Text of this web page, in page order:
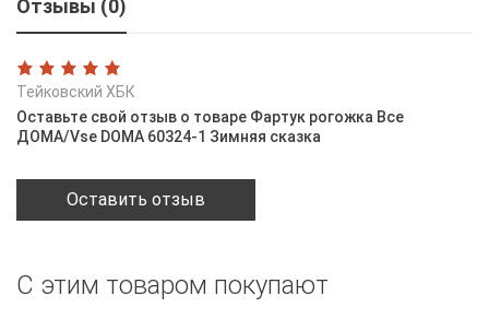
Отзывы (0)
Тейковский ХБК
Оставьте свой отзыв о товаре Фартук рогожка Все
ДОМА/Vse DOMA 60324-1 Зимняя сказка
Оставить отзыв
С этим товаром покупают